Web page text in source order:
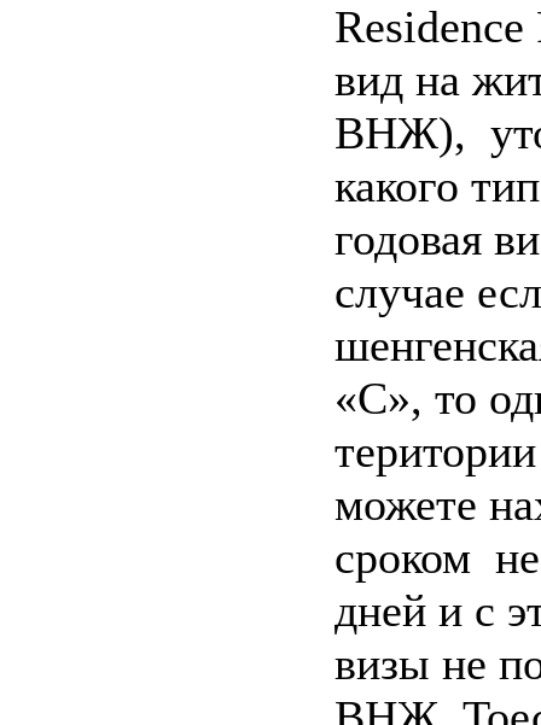
вид на
ВНЖ),
какого
годовая
случае
«С», то
можете
сроком
дней и с
визы не